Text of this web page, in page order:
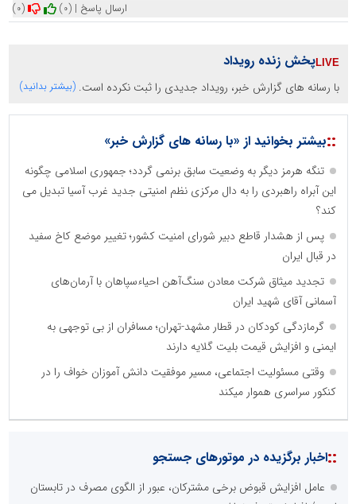
(0)
(0) ارسال پاسخ |
پخش زنده رویداد
با رسانه های گزارش خبر، رویداد جدیدی را ثبت نکرده است. (بیشتر بدانید)
::بیشتر بخوانید از «با رسانه های گزارش خبر»
تنگه هرمز دیگر به وضعیت سابق برنمی گردد؛ جمهوری اسلامی چگونه
این آبراه راهبردی را به دال مرکزی نظم امنیتی جدید غرب آسیا تبدیل می
کند؟
پس از هشدار قاطع دبیر شورای امنیت کشور؛ تغییر موضع کاخ سفید
در قبال ایران
تجدید میثاق شرکت معادن سنگ‌آهن احیاءسپاهان با آرمان‌های
آسمانی آقای شهید ایران
گرمازدگی کودکان در قطار مشهد-تهران؛ مسافران از بی توجهی به
ایمنی و افزایش قیمت بلیت گلایه دارند
وقتی مسئولیت اجتماعی، مسیر موفقیت دانش آموزان خواف را در
کنکور سراسری هموار میکند
نظرسنجی
مهمترین نیازمندی ساختار اطلاع رسانی روابط عمومی های نوین کدام
گزینه است؟